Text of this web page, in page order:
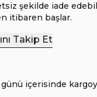
şekilde iade
itibaren başlar.
Takip Et
günü içerisinde